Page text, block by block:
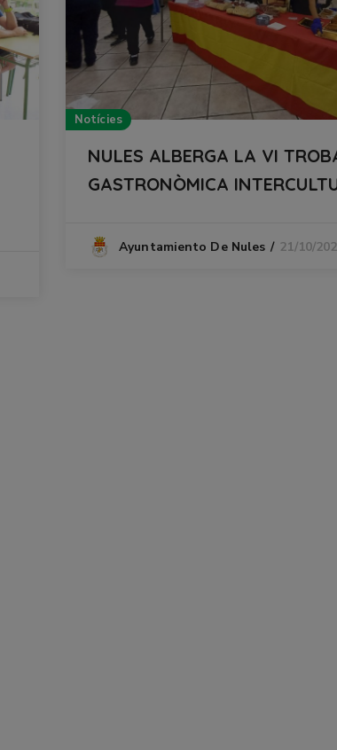
Notícies
NULES ALBERGA LA VI
GASTRONÒMICA
Ayuntamiento De Nules 21/10/